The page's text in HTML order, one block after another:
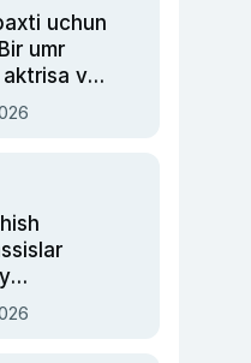
uchun
umr
va
xavotir